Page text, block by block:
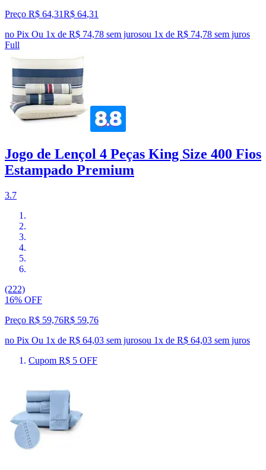
Preço R$ 64,31R$ 64,31
no Pix Ou 1x de R$ 74,78 sem jurosou 1x de R$ 74,78 sem juros
Full
Jogo de Lençol 4 Peças King Size 400 Fios
Estampado Premium
3.7
(222)
16% OFF
Preço R$ 59,76R$ 59,76
no Pix Ou 1x de R$ 64,03 sem jurosou 1x de R$ 64,03 sem juros
Cupom R$ 5 OFF